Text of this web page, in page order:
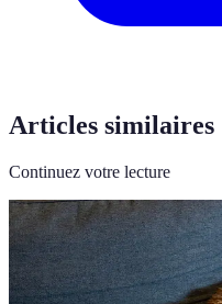
Articles similaires
Continuez votre lecture